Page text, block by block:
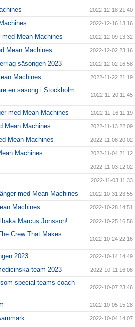
2022-12-18 21:40
2022-12-16 13:16
Mean Machines 2022-12-09 13:32
Mean Machines 2022-12-02 23:16
säsongen 2023 2022-12-02 16:58
Machines 2022-11-22 21:19
en säsong i Stockholm
2022-11-20 11:45
med Mean Machines 2022-11-16 11:19
Mean Machines 2022-11-13 22:09
Mean Machines 2022-11-08 20:02
Machines 2022-11-04 21:12
2022-11-03 12:02
2022-11-03 11:33
med Mean Machines 2022-10-31 23:55
Machines 2022-10-28 14:51
Marcus Jonsson! 2022-10-25 16:56
Crew That Makes
2022-10-24 22:16
2023 2022-10-14 14:49
team 2023 2022-10-11 16:08
special teams-coach
2022-10-07 23:46
2022-10-05 15:28
2022-10-04 14:07